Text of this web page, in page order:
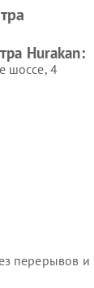
Hurakan:
шоссе, 4
перерывов